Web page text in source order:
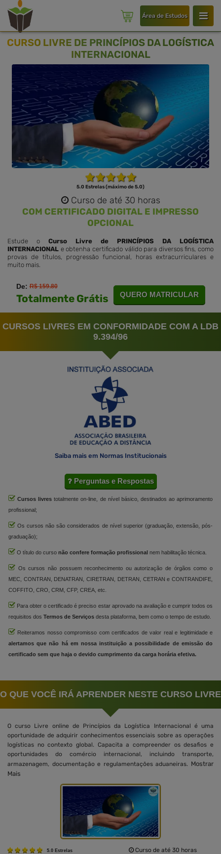
Área de Estudos
CURSO LIVRE DE PRINCÍPIOS DA LOGÍSTICA
INTERNACIONAL
5.0 Estrelas (máximo de 5.0)
Curso de até 30 horas
COM CERTIFICADO DIGITAL E IMPRESSO
OPCIONAL
Estude o Curso Livre de PRINCÍPIOS DA LOGÍSTICA
INTERNACIONAL e obtenha certificado válido para diversos fins, como
provas de títulos, progressão funcional, horas extracurriculares e
muito mais.
De:R$ 159.80
Totalmente Grátis QUERO MATRICULAR
CURSOS LIVRES EM CONFORMIDADE COM A LDB
9.394/96
Saiba mais em Normas Institucionais
Perguntas e Respostas
Cursos livres totalmente on-line, de nível básico, destinados ao aprimoramento
profissional;
Os cursos não são considerados de nível superior (graduação, extensão, pós-
graduação);
O título do curso não confere formação profissional nem habilitação técnica.
Os cursos não possuem reconhecimento ou autorização de órgãos como o
MEC, CONTRAN, DENATRAN, CIRETRAN, DETRAN, CETRAN e CONTRANDIFE,
COFFITO, CRO, CRM, CFP, CREA, etc.
Para obter o certificado é preciso estar aprovado na avaliação e cumprir todos os
requisitos dos Termos de Serviços desta plataforma, bem como o tempo de estudo.
Reiteramos nosso compromisso com certificados de valor real e legitimidade e
alertamos que não há em nossa instituição a possibilidade de emissão do
certificado sem que haja o devido cumprimento da carga horária efetiva.
O QUE VOCÊ IRÁ APRENDER NESTE CURSO LIVRE
O curso Livre online de Princípios da Logística Internacional é uma
oportunidade de adquirir conhecimentos essenciais sobre as operações
logísticas no contexto global. Capacita a compreender os desafios e
oportunidades do comércio internacional, incluindo transporte,
armazenagem, documentação e regulamentações aduaneiras. Mostrar
Mais
5.0 Estrelas Curso de até 30 horas